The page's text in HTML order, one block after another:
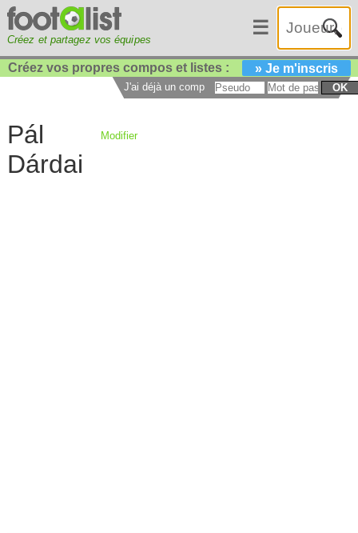
Créez et partagez vos équipes
☰
Créez vos propres compos et listes : » Je m'inscris
J'ai déjà un compte : OK
Pál
Dárdai
Modifier